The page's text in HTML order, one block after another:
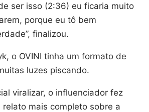
ser isso (2:36) eu ficaria muito
porque eu tô bem
finalizou.
o OVINI tinha um formato de
luzes piscando.
viralizar, o influenciador fez
relato mais completo sobre a